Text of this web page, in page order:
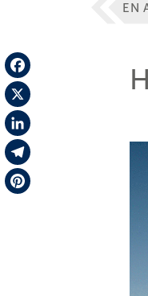
Facebook
X
LinkedIn
Telegram
EN